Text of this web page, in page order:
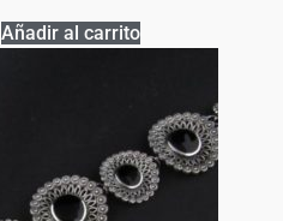
Añadir al carrito